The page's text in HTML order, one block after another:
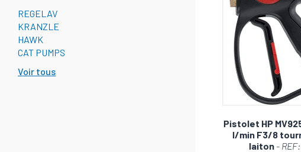
REGELAV
KRANZLE
HAWK
CAT PUMPS
Voir tous
Pistolet HP
l/min F3/8
laiton -